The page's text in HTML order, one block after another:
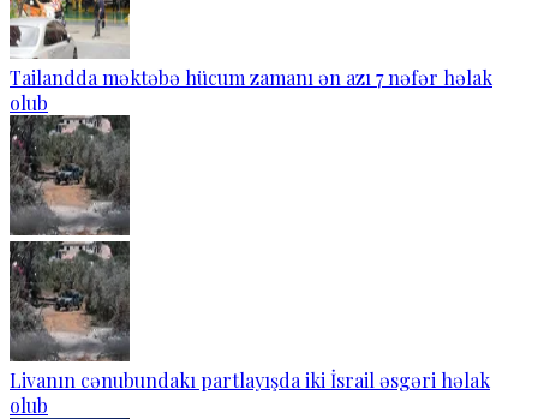
Tailandda məktəbə hücum zamanı ən azı 7 nəfər həlak
olub
Livanın cənubundakı partlayışda iki İsrail əsgəri həlak
olub